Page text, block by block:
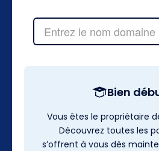
Bien
Vous êtes le propriétaire
Découvrez toutes les
s’offrent à vous dès